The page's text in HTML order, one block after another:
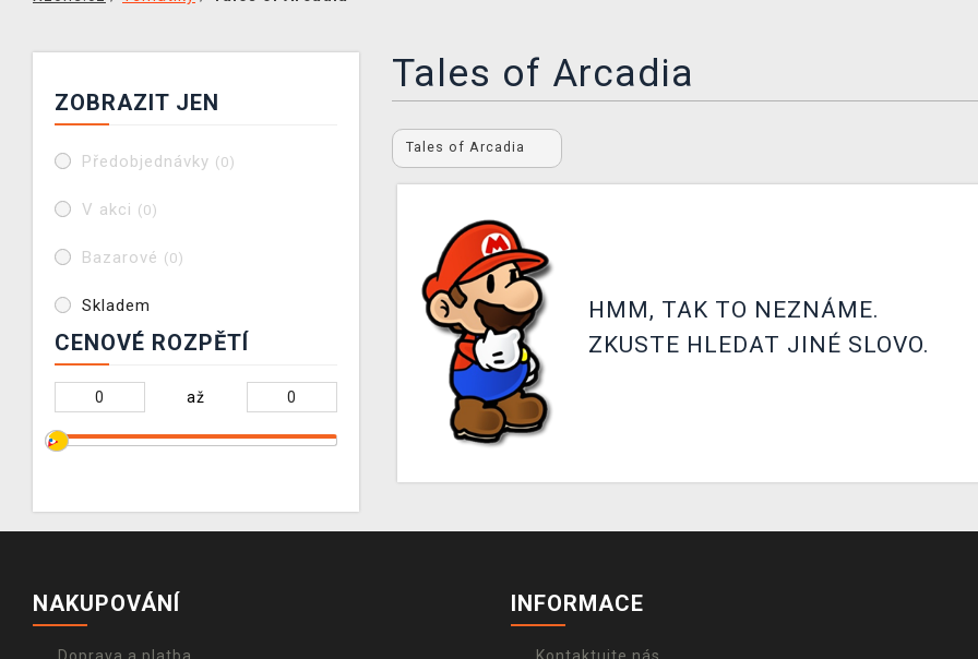
ZOBRAZIT JEN
Předobjednávky (0)
V akci (0)
Bazarové (0)
Skladem
CENOVÉ ROZPĚTÍ
až
Tales of Arcadia
Tales of Arcadia
HMM, TAK TO NEZNÁME.
ZKUSTE HLEDAT JINÉ SLOVO.
NAKUPOVÁNÍ INFORMACE